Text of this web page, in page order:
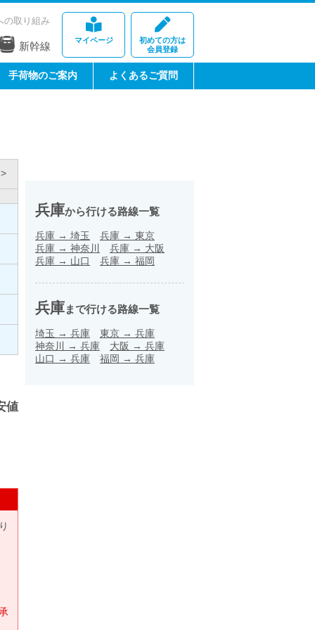
マイページ
初めての方は
会員登録
の取り組み
新幹線
手荷物のご案内 よくあるご質問
値
兵庫から行ける路線一覧
兵庫 → 埼玉 兵庫 → 東京
兵庫 → 神奈川 兵庫 → 大阪
兵庫 → 山口 兵庫 → 福岡
兵庫まで行ける路線一覧
埼玉 → 兵庫 東京 → 兵庫
神奈川
→ 兵庫 大阪 → 兵庫
山口 → 兵庫 福岡 → 兵庫